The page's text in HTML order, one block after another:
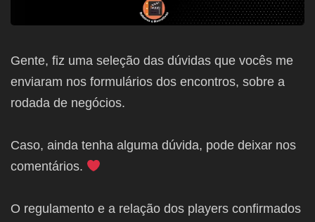
Gente, fiz uma seleção das dúvidas que vocês me
enviaram nos formulários dos encontros, sobre a
rodada de negócios.
Caso, ainda tenha alguma dúvida, pode deixar nos
comentários.
O regulamento e a relação dos players confirmados